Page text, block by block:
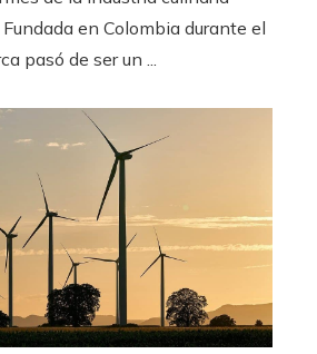
en Colombia durante el
pasó de ser un ...